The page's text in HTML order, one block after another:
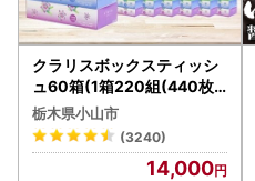
クラリスボックスティッシ
ュ60箱(1箱220組(440枚))
(5個入り×12セット)【配送
不可地域：離島・沖縄県】
【1256759】
栃木県小山市
(3240)
14,000